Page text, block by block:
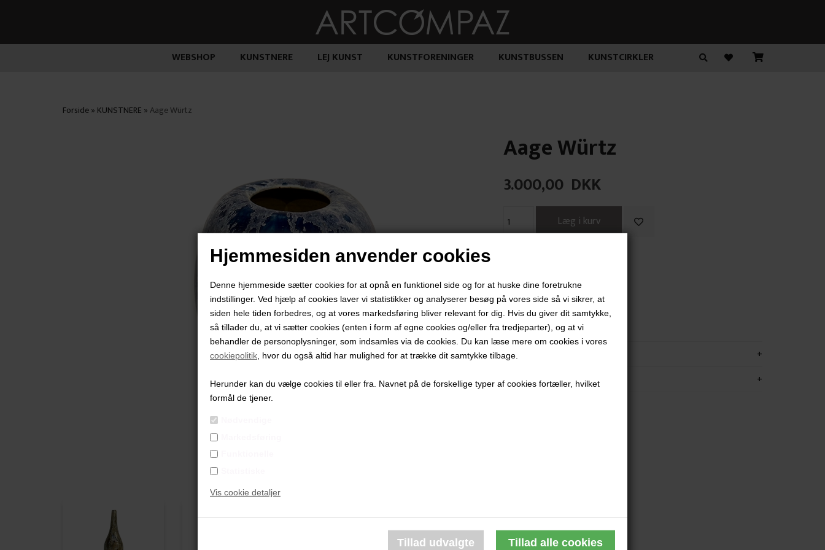
Hjemmesiden anvender cookies
Denne hjemmeside sætter cookies for at opnå en funktionel side og for at huske dine foretrukne
indstillinger. Ved hjælp af cookies laver vi statistikker og analyserer besøg på vores side så vi sikrer, at
siden hele tiden forbedres, og at vores markedsføring bliver relevant for dig. Hvis du giver dit samtykke,
så tillader du, at vi sætter cookies (enten i form af egne cookies og/eller fra tredjeparter), og at vi
behandler de personoplysninger, som indsamles via de cookies. Du kan læse mere om cookies i vores
cookiepolitik , hvor du også altid har mulighed for at trække dit samtykke tilbage.
Herunder kan du vælge cookies til eller fra. Navnet på de forskellige typer af cookies fortæller, hvilket
formål de tjener.
Vis cookie detaljer
WEBSHOP KUNSTNERE LEJ KUNST KUNSTFORENINGER KUNSTBUSSEN KUNSTCIRKLER
Forside» KUNSTNERE »Aage Würtz
Aage Würtz
3.000,00DKK
21x16 cm.
Keramik
Unika
PRODUKTBESKRIVELSE
PRODUKTINFORMATION